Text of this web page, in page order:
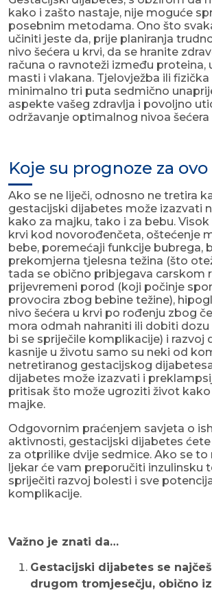
kako i zašto nastaje, nije moguće
posebnim metodama. Ono što
učiniti jeste da, prije planiranja
nivo šećera u krvi, da se hranite
računa o ravnoteži između proteina,
masti i vlakana. Tjelovježba ili
minimalno tri puta sedmično
aspekte vašeg zdravlja i povoljno
održavanje optimalnog nivoa šećera
Koje su prognoze za
Ako se ne liječi, odnosno ne tretira
gestacijski dijabetes može izazvati
kako za majku, tako i za bebu. Visok
krvi kod novorođenčeta, oštećenje
bebe, poremećaji funkcije bubrega,
prekomjerna tjelesna težina (što
tada se obično pribjegava carskom
prijevremeni porod (koji počinje
provocira zbog bebine težine),
nivo šećera u krvi po rođenju zbog
mora odmah nahraniti ili dobiti
bi se spriječile komplikacije) i razvoj
kasnije u životu samo su neki od
netretiranog gestacijskog
dijabetes može izazvati i
pritisak što može ugroziti život
majke.
Odgovornim praćenjem savjeta o
aktivnosti, gestacijski dijabetes
za otprilike dvije sedmice. Ako se to
ljekar će vam preporučiti inzulinsku
spriječiti razvoj bolesti i sve
komplikacije.
Važno je znati da…
Gestacijski dijabetes se
drugom tromjesečju, obično